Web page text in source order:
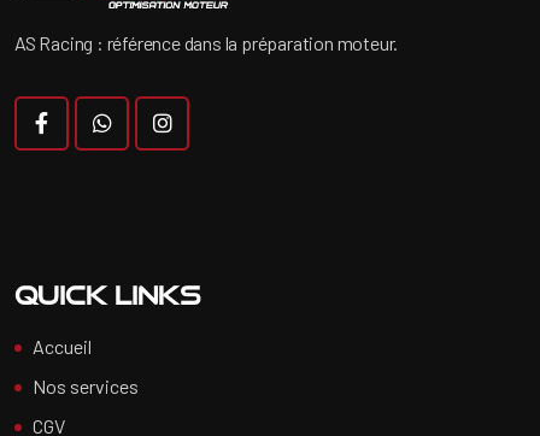
AS Racing : référence dans la préparation moteur.
Quick Links
Accueil
Nos services
CGV